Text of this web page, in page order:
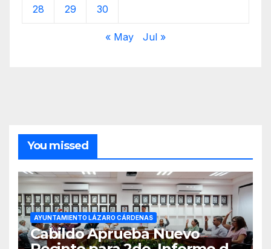
28 29 30
« May Jul »
You missed
AYUNTAMIENTO LÁZARO CÁRDENAS
Cabildo Aprueba Nuevo